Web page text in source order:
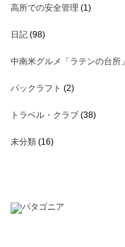
高所での安全管理 (1)
日記 (98)
中南米グルメ「ラテンの台所」
パックラフト (2)
トラベル・クラブ (38)
未分類 (16)